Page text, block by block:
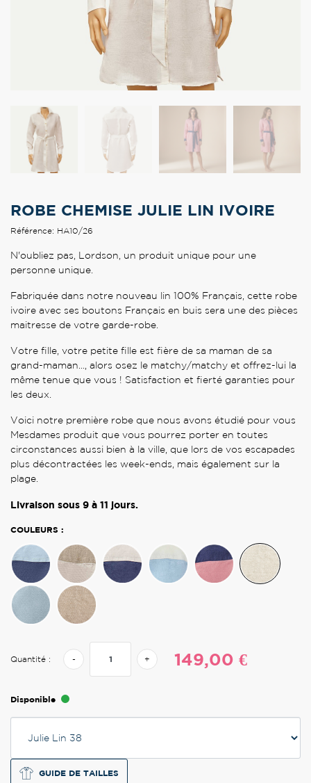
ROBE CHEMISE JULIE LIN IVOIRE
Référence: HA10/26
N'oubliez pas, Lordson, un produit unique pour une
personne unique.
Fabriquée dans notre nouveau lin 100% Français, cette robe
ivoire avec ses boutons Français en buis sera une des pièces
maitresse de votre garde-robe.
Votre fille, votre petite fille est fière de sa maman de sa
grand-maman..., alors osez le matchy/matchy et offrez-lui la
même tenue que vous ! Satisfaction et fierté garanties pour
les deux.
Voici notre première robe que nous avons étudié pour vous
Mesdames produit que vous pourrez porter en toutes
circonstances aussi bien à la ville, que lors de vos escapades
plus décontractées les week-ends, mais également sur la
plage.
Livraison sous 9 à 11 jours.
COULEURS :
Quantité : - + 149,00 €
Disponible
GUIDE DE TAILLES